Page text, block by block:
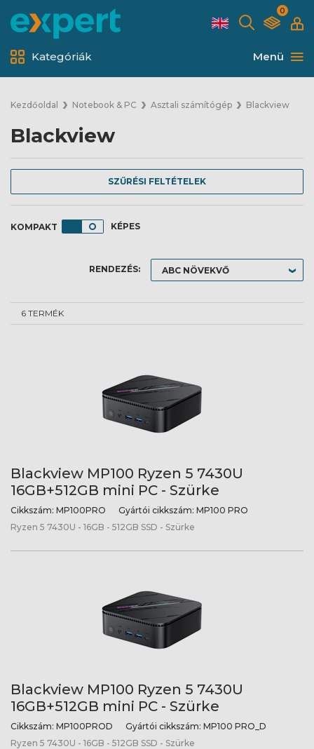
0
Menü
Kategóriák
Kezdőoldal Notebook & PC Asztali számítógép Blackview
Blackview
SZŰRÉSI FELTÉTELEK
KÉPES
RENDEZÉS:
6 TERMÉK
Blackview MP100 Ryzen 5 7430U
16GB+512GB mini PC - Szürke
Cikkszám: MP100PRO Gyártói cikkszám: MP100 PRO
Ryzen 5 7430U - 16GB - 512GB SSD - Szürke
Blackview MP100 Ryzen 5 7430U
16GB+512GB mini PC - Szürke
Cikkszám: MP100PROD Gyártói cikkszám: MP100 PRO_D
Ryzen 5 7430U - 16GB - 512GB SSD - Szürke